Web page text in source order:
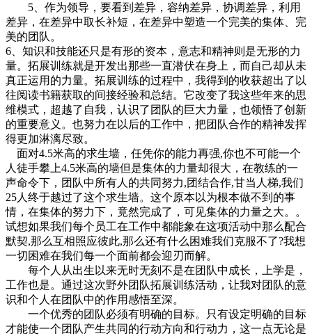
5、作为领导，要看到差异，容纳差异，协调差异，利用
差异，在差异中取长补短，在差异中塑造一个完美的集体、完
美的团队。
6、知识和技能还只是有形的资本，意志和精神则是无形的力
量。拓展训练就是开发出那些一直潜伏在身上，而自己却从未
真正运用的力量。拓展训练的过程中，我得到的收获超出了以
往阅读书籍获取的间接经验和总结。它改变了我这些年来的思
维模式，超越了自我，认识了团队的巨大力量，也领悟了创新
的重要意义。也努力在以后的工作中，把团队合作的精神发挥
得更加淋漓尽致。
面对4.5米高的求生墙，任凭你的能力再强,你也不可能一个
人徒手攀上4.5米高的墙但是集体的力量却很大，在教练的一
声命令下，团队中所有人的共同努力,团结合作,甘当人梯,我们
25人终于越过了这个求生墙。这个原本以为根本做不到的事
情，在集体的努力下，竟然完成了，可见集体的力量之大。。
试想如果我们每个员工在工作中都能象在这项活动中那么配合
默契,那么互相照应彼此,那么还有什么困难我们克服不了?我想
一切困难在我们每一个面前都会迎刃而解。
每个人从出生以来无时无刻不是在团队中成长，上学是，
工作也是。通过这次野外团队拓展训练活动，让我对团队的意
识和个人在团队中的作用感悟至深。
一个优秀的团队必须有明确的目标。只有设定明确的目标
才能使一个团队产生共同的行动方向和行动力，这一点无论是